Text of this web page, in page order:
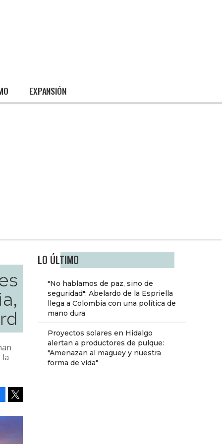
EXPANSIÓN
LO ÚLTIMO
"No hablamos de paz, sino de
seguridad": Abelardo de la Espriella
llega a Colombia con una política de
mano dura
Proyectos solares en Hidalgo
alertan a productores de pulque:
"Amenazan al maguey y nuestra
forma de vida"